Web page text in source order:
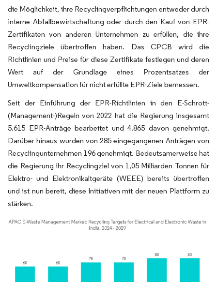
die Möglichkeit, ihre Recyclingverpflichtungen entweder durch
interne Abfallbewirtschaftung oder durch den Kauf von EPR-
Zertifikaten von anderen Unternehmen zu erfüllen, die ihre
Recyclingziele übertroffen haben. Das CPCB wird die
Richtlinien und Preise für diese Zertifikate festlegen und deren
Wert auf der Grundlage eines Prozentsatzes der
Umweltkompensation für nicht erfüllte EPR-Ziele bemessen.
Seit der Einführung der EPR-Richtlinien in den E-Schrott-
(Management-)Regeln von 2022 hat die Regierung insgesamt
5.615 EPR-Anträge bearbeitet und 4.865 davon genehmigt.
Darüber hinaus wurden von 285 eingegangenen Anträgen von
Recyclingunternehmen 196 genehmigt. Bedeutsamerweise hat
die Regierung ihr Recyclingziel von 1,05 Milliarden Tonnen für
Elektro- und Elektronikaltgeräte (WEEE) bereits übertroffen
und ist nun bereit, diese Initiativen mit der neuen Plattform zu
stärken.